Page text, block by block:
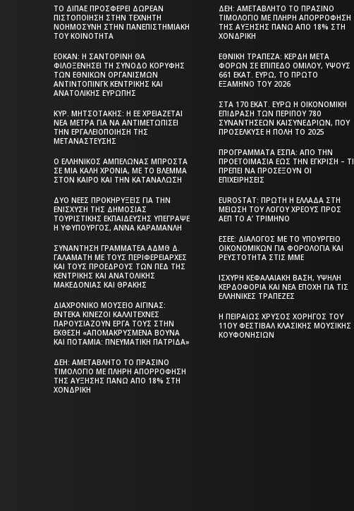
ΤΟ ΔΙΠΑΕ ΠΡΟΣΦΈΡΕΙ ΔΩΡΕΆΝ
ΠΙΣΤΟΠΟΊΗΣΗ ΣΤΗΝ ΤΕΧΝΗΤΉ
ΝΟΗΜΟΣΎΝΗ ΣΤΗΝ ΠΑΝΕΠΙΣΤΗΜΙΑΚΉ
ΤΟΥ ΚΟΙΝΌΤΗΤΑ
ΕΟΚΑΝ: Η ΣΑΝΤΟΡΊΝΗ ΘΑ
ΦΙΛΟΞΕΝΉΣΕΙ ΤΗ ΣΎΝΟΔΟ ΚΟΡΥΦΉΣ
ΤΩΝ ΕΘΝΙΚΏΝ ΟΡΓΑΝΙΣΜΏΝ
ΑΝΤΙΝΤΌΠΙΝΓΚ ΚΕΝΤΡΙΚΉΣ ΚΑΙ
ΑΝΑΤΟΛΙΚΉΣ ΕΥΡΏΠΗΣ
ΚΥΡ. ΜΗΤΣΟΤΆΚΗΣ: Η ΕΕ ΧΡΕΙΆΖΕΤΑΙ
ΝΈΑ ΜΈΤΡΑ ΓΙΑ ΝΑ ΑΝΤΙΜΕΤΩΠΊΣΕΙ
ΤΗΝ ΕΡΓΑΛΕΙΟΠΟΊΗΣΗ ΤΗΣ
ΜΕΤΑΝΆΣΤΕΥΣΗΣ
Ο ΕΛΛΗΝΙΚΌΣ ΑΜΠΕΛΏΝΑΣ ΜΠΡΟΣΤΆ
ΣΕ ΜΙΑ ΚΑΛΉ ΧΡΟΝΙΆ, ΜΕ ΤΟ ΒΛΈΜΜΑ
ΣΤΟΝ ΚΑΙΡΌ ΚΑΙ ΤΗΝ ΚΑΤΑΝΆΛΩΣΗ
ΔΎΟ ΝΈΕΣ ΠΡΟΚΗΡΎΞΕΙΣ ΓΙΑ ΤΗΝ
ΕΝΊΣΧΥΣΗ ΤΗΣ ΔΗΜΌΣΙΑΣ
ΤΟΥΡΙΣΤΙΚΉΣ ΕΚΠΑΊΔΕΥΣΗΣ ΥΠΈΓΡΑΨΕ
Η ΥΦΥΠΟΥΡΓΌΣ, ΆΝΝΑ ΚΑΡΑΜΑΝΛΉ
ΣΥΝΆΝΤΗΣΗ ΓΡΑΜΜΑΤΈΑ ΑΔΜΘ Δ.
ΓΑΛΑΜΆΤΗ ΜΕ ΤΟΥΣ ΠΕΡΙΦΕΡΕΙΆΡΧΕΣ
ΚΑΙ ΤΟΥΣ ΠΡΟΈΔΡΟΥΣ ΤΩΝ ΠΕΔ ΤΗΣ
ΚΕΝΤΡΙΚΉΣ ΚΑΙ ΑΝΑΤΟΛΙΚΉΣ
ΜΑΚΕΔΟΝΊΑΣ ΚΑΙ ΘΡΆΚΗΣ
ΔΙΑΧΡΟΝΙΚΌ ΜΟΥΣΕΊΟ ΑΊΓΙΝΑΣ:
ΈΝΤΕΚΑ ΚΙΝΈΖΟΙ ΚΑΛΛΙΤΈΧΝΕΣ
ΠΑΡΟΥΣΙΆΖΟΥΝ ΈΡΓΑ ΤΟΥΣ ΣΤΗΝ
ΈΚΘΕΣΗ «ΑΠΟΜΑΚΡΥΣΜΈΝΑ ΒΟΥΝΆ
ΚΑΙ ΠΟΤΆΜΙΑ: ΠΝΕΥΜΑΤΙΚΉ ΠΑΤΡΊΔΑ»
ΔΕΗ: ΑΜΕΤΆΒΛΗΤΟ ΤΟ ΠΡΆΣΙΝΟ
ΤΙΜΟΛΌΓΙΟ ΜΕ ΠΛΉΡΗ ΑΠΟΡΡΌΦΗΣΗ
ΤΗΣ ΑΎΞΗΣΗΣ ΠΆΝΩ ΑΠΌ 18% ΣΤΗ
ΧΟΝΔΡΙΚΉ
ΔΕΗ: ΑΜΕΤΆΒΛΗΤΟ ΤΟ ΠΡΆΣΙΝΟ
ΤΙΜΟΛΌΓΙΟ ΜΕ ΠΛΉΡΗ ΑΠΟΡΡΌΦΗΣΗ
ΤΗΣ ΑΎΞΗΣΗΣ ΠΆΝΩ ΑΠΌ 18% ΣΤΗ
ΧΟΝΔΡΙΚΉ
ΕΘΝΙΚΉ ΤΡΆΠΕΖΑ: ΚΈΡΔΗ ΜΕΤΆ
ΦΌΡΩΝ ΣΕ ΕΠΊΠΕΔΟ ΟΜΊΛΟΥ, ΎΨΟΥΣ
661 ΕΚΑΤ. ΕΥΡΏ, ΤΟ ΠΡΏΤΟ
ΕΞΆΜΗΝΟ ΤΟΥ 2026
ΣΤΑ 170 ΕΚΑΤ. ΕΥΡΏ Η ΟΙΚΟΝΟΜΙΚΉ
ΕΠΊΔΡΑΣΗ ΤΩΝ ΠΕΡΊΠΟΥ 780
ΣΥΝΑΝΤΉΣΕΩΝ ΚΑΙΣΥΝΕΔΡΊΩΝ, ΠΟΥ
ΠΡΟΣΈΛΚΥΣΕ Η ΠΌΛΗ ΤΟ 2025
ΠΡΟΓΡΆΜΜΑΤΑ EΣΠΑ: ΑΠΌ ΤΗΝ
ΠΡΟΕΤΟΙΜΑΣΊΑ ΈΩΣ ΤΗΝ ΈΓΚΡΙΣΗ – ΤΙ
ΠΡΈΠΕΙ ΝΑ ΠΡΟΣΈΞΟΥΝ ΟΙ
ΕΠΙΧΕΙΡΉΣΕΙΣ
EUROSTAT: ΠΡΏΤΗ Η ΕΛΛΆΔΑ ΣΤΗ
ΜΕΊΩΣΗ ΤΟΥ ΛΌΓΟΥ ΧΡΈΟΥΣ ΠΡΟΣ
ΑΕΠ ΤΟ Α’ ΤΡΊΜΗΝΟ
ΕΣΕΕ: ΔΙΆΛΟΓΟΣ ΜΕ ΤΟ ΥΠΟΥΡΓΕΊΟ
ΟΙΚΟΝΟΜΙΚΏΝ ΓΙΑ ΦΟΡΟΛΟΓΊΑ ΚΑΙ
ΡΕΥΣΤΌΤΗΤΑ ΣΤΙΣ ΜΜΕ
ΙΣΧΥΡΉ ΚΕΦΑΛΑΙΑΚΉ ΒΆΣΗ, ΥΨΗΛΉ
ΚΕΡΔΟΦΟΡΊΑ ΚΑΙ ΝΈΑ ΕΠΟΧΉ ΓΙΑ ΤΙΣ
ΕΛΛΗΝΙΚΈΣ ΤΡΆΠΕΖΕΣ
Η ΠΕΙΡΑΙΏΣ ΧΡΥΣΌΣ ΧΟΡΗΓΌΣ ΤΟΥ
11ΟΥ ΦΕΣΤΙΒΆΛ ΚΛΑΣΙΚΉΣ ΜΟΥΣΙΚΉΣ
ΚΟΥΦΟΝΗΣΊΩΝ